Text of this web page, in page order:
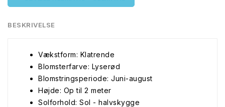
BESKRIVELSE
Vækstform: Klatrende
Blomsterfarve: Lyserød
Blomstringsperiode: Juni-august
Højde: Op til 2 meter
Solforhold: Sol - halvskygge